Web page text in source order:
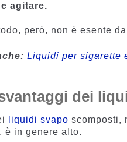
agitare.
però, non è esente
Liquidi per sigarette
dei
liquidi svapo scomposti,
è in genere alto.